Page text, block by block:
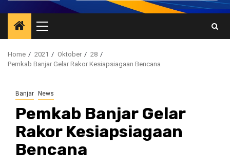
Primary
Menu
Home 2021 Oktober
28
Pemkab Banjar Gelar Rakor Kesiapsiagaan Bencana
Banjar News
Pemkab Banjar Gelar
Rakor Kesiapsiagaan
Bencana